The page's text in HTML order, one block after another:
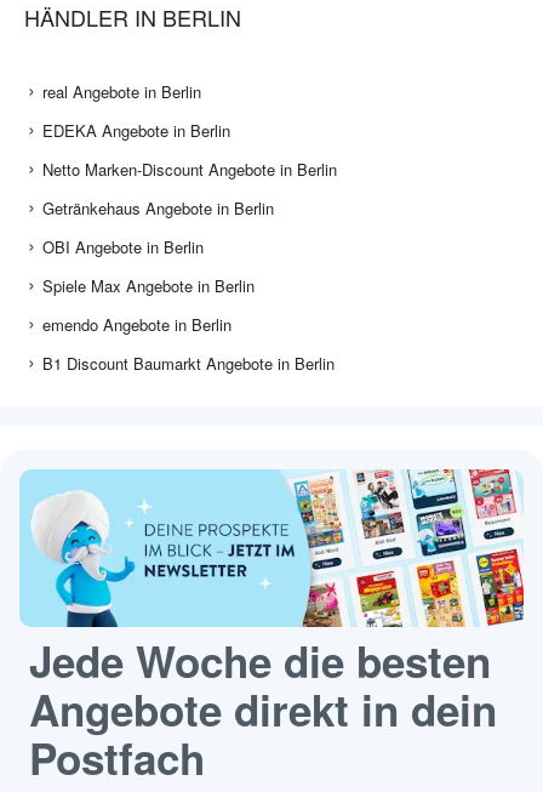
HÄNDLER IN BERLIN
real Angebote in Berlin
EDEKA Angebote in Berlin
Netto Marken-Discount Angebote in Berlin
Getränkehaus Angebote in Berlin
OBI Angebote in Berlin
Spiele Max Angebote in Berlin
emendo Angebote in Berlin
B1 Discount Baumarkt Angebote in Berlin
Jede Woche die besten
Angebote direkt in dein
Postfach